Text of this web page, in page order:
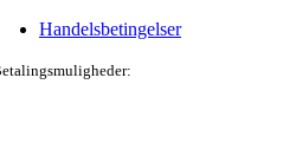
Handelsbetingelser